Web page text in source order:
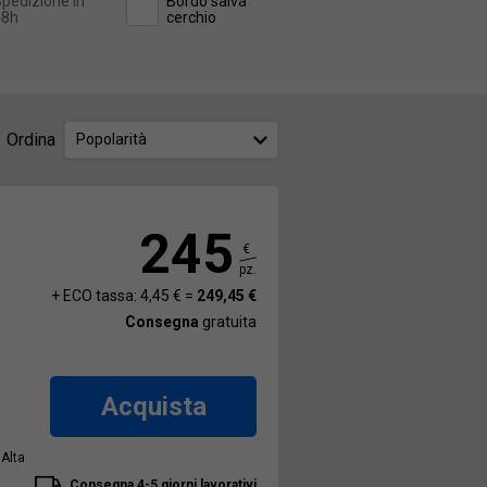
cerchio
Ordina Popolarità
245
€
pz.
+ ECO tassa: 4,45 € = 249,45 €
Consegna gratuita
Acquista